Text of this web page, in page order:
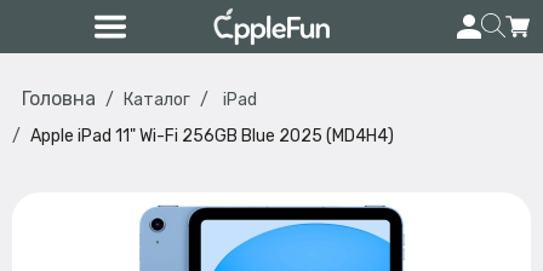
Головна Каталог
iPad
Apple iPad 11" Wi-Fi 256GB Blue 2025 (MD4H4)